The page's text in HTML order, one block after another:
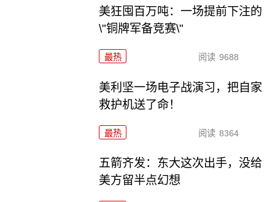
美狂囤百万吨：一场提前下注的
\"铜牌军备竞赛\"
最热 阅读 9688
美利坚一场电子战演习，把自家
救护机送了命！
最热 阅读 8364
五箭齐发：东大这次出手，没给
美方留半点幻想